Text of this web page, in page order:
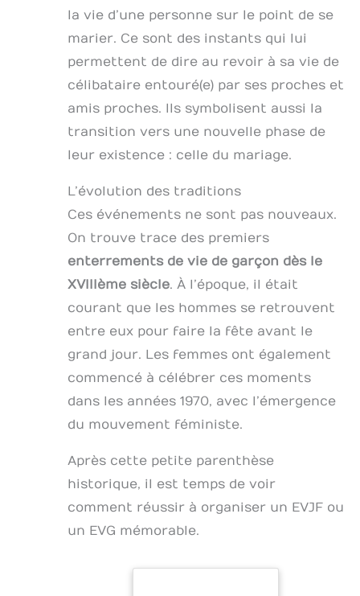
la vie d’une personne sur le point de se
marier. Ce sont des instants qui lui
permettent de dire au revoir à sa vie de
célibataire entouré(e) par ses proches et
amis proches. Ils symbolisent aussi la
transition vers une nouvelle phase de
leur existence : celle du mariage.
L’évolution des traditions
Ces événements ne sont pas nouveaux.
On trouve trace des premiers
enterrements de vie de garçon dès le
XVIIIème siècle. À l’époque, il était
courant que les hommes se retrouvent
entre eux pour faire la fête avant le
grand jour. Les femmes ont également
commencé à célébrer ces moments
dans les années 1970, avec l’émergence
du mouvement féministe.
Après cette petite parenthèse
historique, il est temps de voir
comment réussir à organiser un EVJF ou
un EVG mémorable.